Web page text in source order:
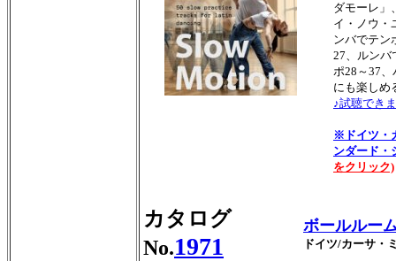
ダモーレ」
イ・ノウ・
ンバでテン
27、ルンバ
ポ28～37
にも楽しめ
♪試聴でき
※ドイツ・
ンダード
をクリック)
カタログ
No.1971
ボールルー
ドイツ/カーサ・